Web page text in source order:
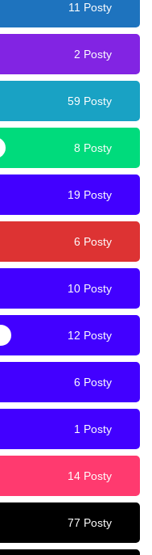
11 Posty
2 Posty
59 Posty
8 Posty
19 Posty
6 Posty
10 Posty
12 Posty
6 Posty
1 Posty
14 Posty
77 Posty